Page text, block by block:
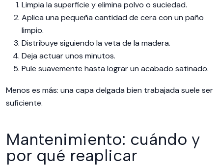
Limpia la superficie y elimina polvo o suciedad.
Aplica una pequeña cantidad de cera con un paño
limpio.
Distribuye siguiendo la veta de la madera.
Deja actuar unos minutos.
Pule suavemente hasta lograr un acabado satinado.
Menos es más: una capa delgada bien trabajada suele ser
suficiente.
Mantenimiento: cuándo y
por qué reaplicar